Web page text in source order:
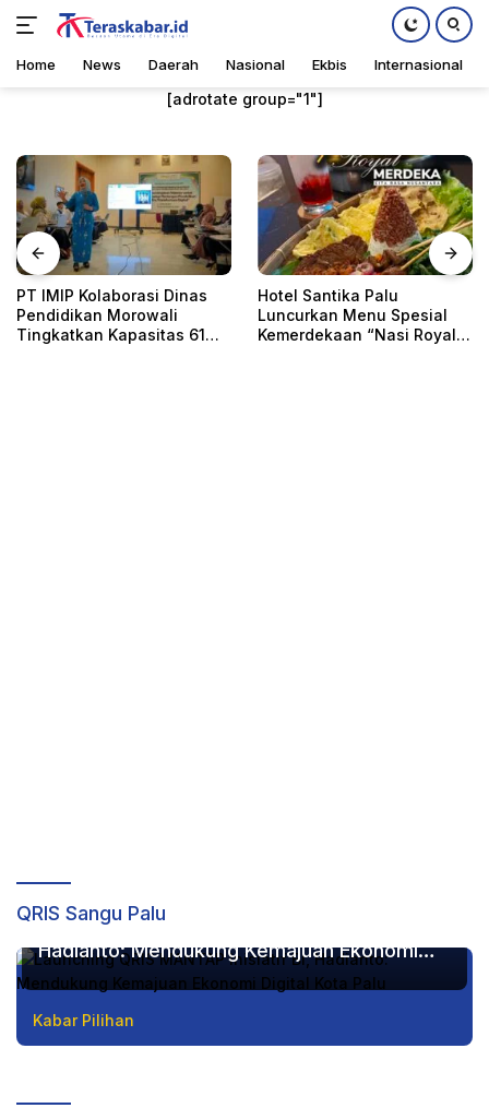
Home News Daerah Nasional Ekbis Internasional
[adrotate group="1"]
Hotel Santika Palu
Luncurkan Menu Spesial
Kemerdekaan “Nasi Royal
Seminar Akhir Iptek
Morowali, Afridin: Teknologi
Fondasi Utama
QRIS Sangu Palu
Launching QRIS MANTAP Inisiatif BI,
Hadianto: Mendukung Kemajuan Ekonomi
Digital Kota Palu
Kabar Pilihan